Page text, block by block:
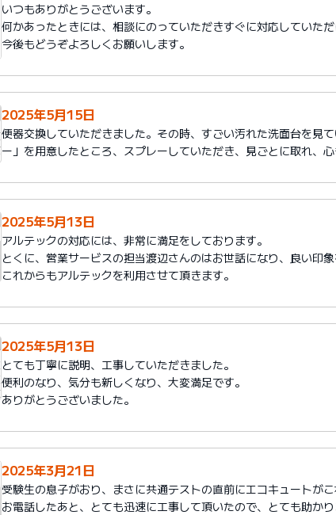
いつもありがとうございます。
何かあったときには、相談にのっていただきすぐに対応していただ
今後もどうぞよろしくお願いします。
2025年5月15日
便器交換していただきました。その時、すごい汚れた洗面台を見
ー」を用意したところ、スプレーしていただき、見ごとに取れ、
2025年5月13日
アルテックの対応には、非常に満足をしております。
とくに、営業サービスの担当渡辺さんのはお世話になり、良い印象
これからもアルテックを利用させて頂きます。
2025年5月13日
とても丁寧に説明、工事していただきました。
便利のなり、気分も新しくなり、大変満足です。
ありがとうございました。
2025年3月21日
受験生の息子がおり、まさに共通テストの直前にエコキュートが
お電話したあと、とても迅速に工事して頂いたので、とても助かり